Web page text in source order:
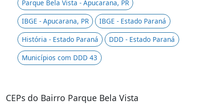
Parque Bela Vista - Apucarana, PR
IBGE - Apucarana, PR
IBGE - Estado Paraná
História - Estado Paraná
DDD - Estado Paraná
Municípios com DDD 43
CEPs do Bairro Parque Bela Vista